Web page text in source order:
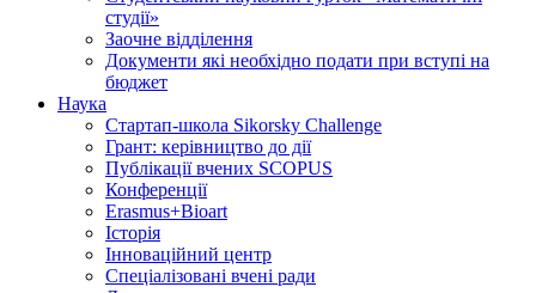
студії»
Заочне відділення
Документи які необхідно подати при вступі на
бюджет
Наука
Стартап-школа Sikorsky Challenge
Грант: керівництво до дії
Публікації вчених SCOPUS
Конференції
Erasmus+Bioart
Історія
Інноваційний центр
Спеціалізовані вчені ради